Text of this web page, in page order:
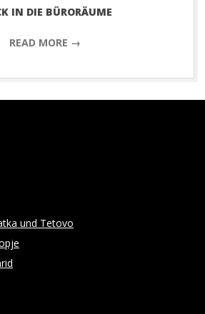
IN DIE BÜRORÄUME
READ MORE →
und Tetovo